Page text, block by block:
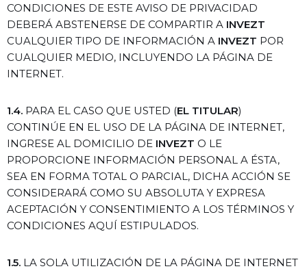
CONDICIONES DE ESTE AVISO DE PRIVACIDAD
DEBERÁ ABSTENERSE DE COMPARTIR A INVEZT
CUALQUIER TIPO DE INFORMACIÓN A INVEZT POR
CUALQUIER MEDIO, INCLUYENDO LA PÁGINA DE
INTERNET.
1.4. PARA EL CASO QUE USTED (EL TITULAR)
CONTINÚE EN EL USO DE LA PÁGINA DE INTERNET,
INGRESE AL DOMICILIO DE INVEZT O LE
PROPORCIONE INFORMACIÓN PERSONAL A ÉSTA,
SEA EN FORMA TOTAL O PARCIAL, DICHA ACCIÓN SE
CONSIDERARÁ COMO SU ABSOLUTA Y EXPRESA
ACEPTACIÓN Y CONSENTIMIENTO A LOS TÉRMINOS Y
CONDICIONES AQUÍ ESTIPULADOS.
1.5. LA SOLA UTILIZACIÓN DE LA PÁGINA DE INTERNET